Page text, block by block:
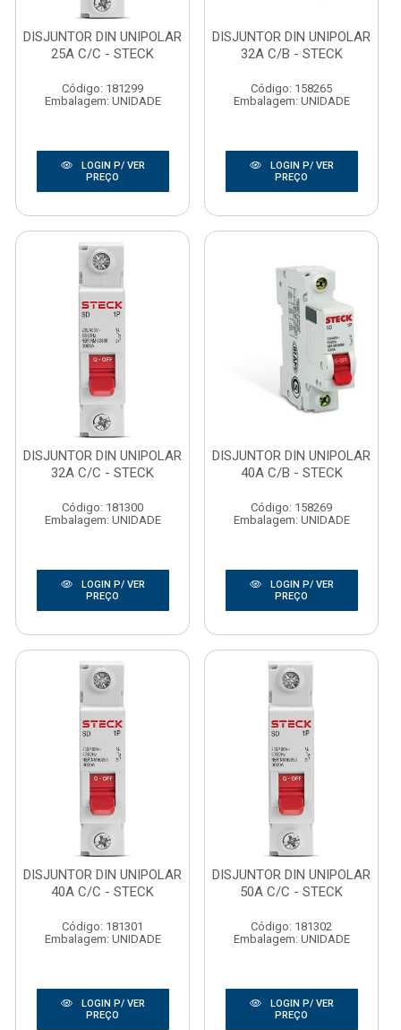
DISJUNTOR DIN UNIPOLAR
25A C/C - STECK
Código: 181299
Embalagem: UNIDADE
LOGIN P/ VER
PREÇO
DISJUNTOR DIN UNIPOLAR
32A C/B - STECK
Código: 158265
Embalagem: UNIDADE
LOGIN P/ VER
PREÇO
DISJUNTOR DIN UNIPOLAR
32A C/C - STECK
Código: 181300
Embalagem: UNIDADE
LOGIN P/ VER
PREÇO
DISJUNTOR DIN UNIPOLAR
40A C/B - STECK
Código: 158269
Embalagem: UNIDADE
LOGIN P/ VER
PREÇO
DISJUNTOR DIN UNIPOLAR
40A C/C - STECK
Código: 181301
Embalagem: UNIDADE
LOGIN P/ VER
PREÇO
DISJUNTOR DIN UNIPOLAR
50A C/C - STECK
Código: 181302
Embalagem: UNIDADE
LOGIN P/ VER
PREÇO